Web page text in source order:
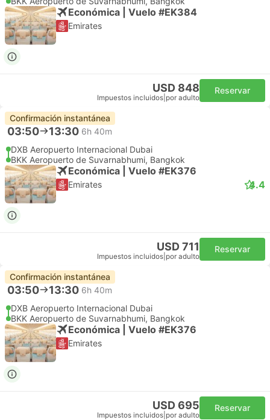
Económica | Vuelo #EK384
Emirates
USD 848
Impuestos incluidos por adulto
Reservar
Confirmación instantánea
03:50 13:30 6h 40m
DXB Aeropuerto Internacional Dubai
BKK Aeropuerto de Suvarnabhumi, Bangkok
Económica | Vuelo #EK376
Emirates 4.4
USD 711
Impuestos incluidos por adulto
Reservar
Confirmación instantánea
03:50 13:30 6h 40m
DXB Aeropuerto Internacional Dubai
BKK Aeropuerto de Suvarnabhumi, Bangkok
Económica | Vuelo #EK376
Emirates
USD 695
Impuestos incluidos por adulto
Reservar